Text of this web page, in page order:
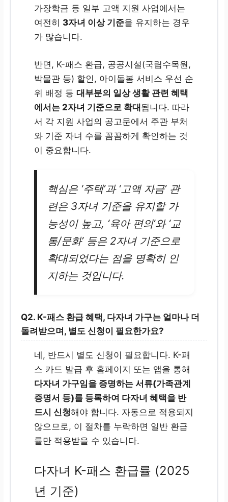
가장학금 등 일부 고액 지원 사업에서는
여전히 3자녀 이상 기준을 유지하는 경우
가 많습니다.
반면, K-패스 환급, 공공시설(국립수목원,
박물관 등) 할인, 아이돌봄 서비스 우선 순
위 배정 등 대부분의 일상 생활 관련 혜택
에서는 2자녀 기준으로 확대됩니다. 따라
서 각 지원 사업의 공고문에서 주관 부처
와 기준 자녀 수를 꼼꼼하게 확인하는 것
이 중요합니다.
핵심은 ‘주택’과 ‘고액 자금’ 관
련은 3자녀 기준을 유지할 가
능성이 높고, ‘육아 편의’와 ‘교
통/문화’ 등은 2자녀 기준으로
확대되었다는 점을 명확히 인
지하는 것입니다.
Q2. K-패스 환급 혜택, 다자녀 가구는 얼마나 더
돌려받으며, 별도 신청이 필요한가요?
네, 반드시 별도 신청이 필요합니다. K-패
스 카드 발급 후 홈페이지 또는 앱을 통해
다자녀 가구임을 증명하는 서류(가족관계
증명서 등)를 등록하여 다자녀 혜택을 반
드시 신청해야 합니다. 자동으로 적용되지
않으므로, 이 절차를 누락하면 일반 환급
률만 적용받을 수 있습니다.
다자녀 K-패스 환급률 (2025
년 기준)